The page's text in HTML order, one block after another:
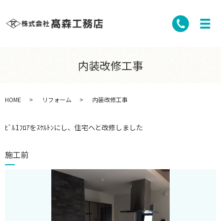
内装改修工事
HOME リフォーム 内装改修工事
ﾋﾞﾙ1ﾌﾛｱをｽｹﾙﾄﾝにし、住宅へと改修しました
施工前